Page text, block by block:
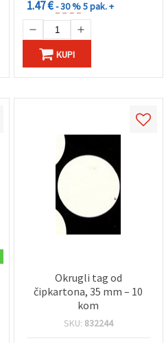
1.47 €- 30 %5 pak. +
KUPI
Okrugli tag od
čipkartona, 35 mm – 10
kom
SKU: 832244